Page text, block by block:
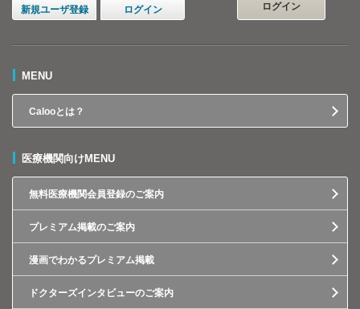
新規ユーザ登録 ログイン
ログイン
MENU
Calooとは？
医療機関向けMENU
無料医療機関会員登録のご案内
プレミアム掲載のご案内
漫画でわかるプレミアム掲載
ドクターズインタビューのご案内